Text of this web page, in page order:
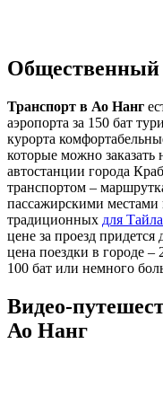
Общественный
Транспорт в Ао Нанг
аэропорта за 150 бат
курорта
которые можно заказать
автостанции города
транспортом –
пассажирскими
традиционных для
цене за проезд
цена поездки в городе –
100 бат или немного
Видео-
Ао Нанг